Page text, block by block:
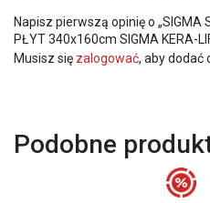
Napisz pierwszą opinię o „SIGMA
PŁYT 340x160cm SIGMA KERA-
Musisz się zalogować, aby dodać
Podobne